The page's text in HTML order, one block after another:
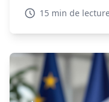
15 min de